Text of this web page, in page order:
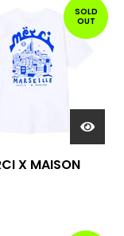
SOLD
OUT
X MAISON